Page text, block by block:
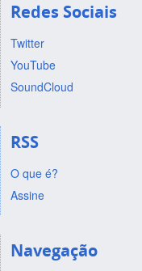
Redes Sociais
Twitter
YouTube
SoundCloud
RSS
O que é?
Assine
Navegação